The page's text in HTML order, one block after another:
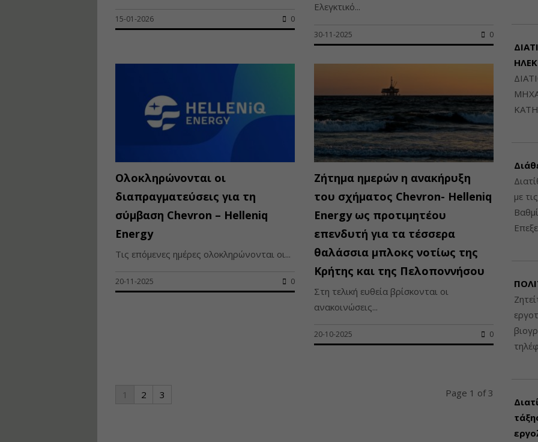
15-01-2026 0
Ελεγκτικό...
30-11-2025 0
Ολοκληρώνονται οι
διαπραγματεύσεις για τη
σύμβαση Chevron – Helleniq
Energy
Τις επόμενες ημέρες ολοκληρώνονται οι...
20-11-2025 0
Ζήτημα ημερών η ανακήρυξη
του σχήματος Chevron- Helleniq
Energy ως προτιμητέου
επενδυτή για τα τέσσερα
θαλάσσια μπλοκς νοτίως της
Κρήτης και της Πελοποννήσου
Στη τελική ευθεία βρίσκονται οι
ανακοινώσεις...
20-10-2025 0
1 2 3 Page 1 of 3
με